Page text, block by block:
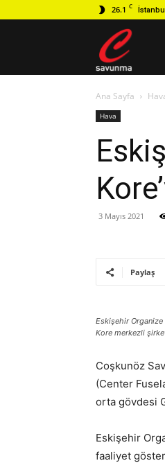
26.1 C
Ana Sayfa
Hava
3 Mayıs 2021
Paylaş
Eskişehir
Kore merkezli
Coşkunöz
(Center
orta gövdesi
Eskişehir
faaliyet